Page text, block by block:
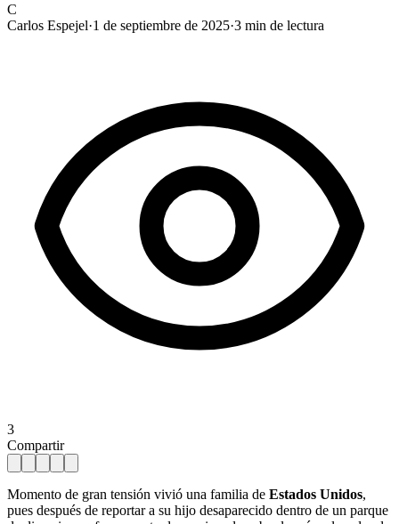
C
Carlos Espejel·1 de septiembre de 2025·3 min de lectura
3
Compartir
Momento de gran tensión vivió una familia de Estados Unidos,
pues después de reportar a su hijo desaparecido dentro de un parque